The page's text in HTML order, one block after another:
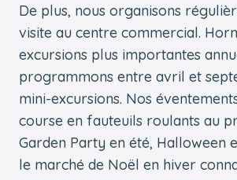
De plus, nous organisons
visite au centre commercial.
excursions plus importantes
programmons entre avril et
mini-excursions. Nos
course en fauteuils roulants au
Garden Party en été, Halloween
le marché de Noël en hiver